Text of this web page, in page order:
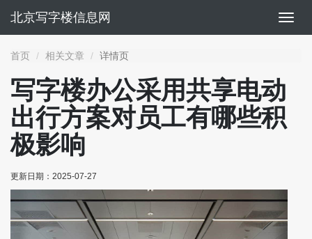
切
换
北京写字楼信息网
首页 相关文章 详情页
写字楼办公采用共享电动
出行方案对员工有哪些积
极影响
更新日期： 2025-07-27